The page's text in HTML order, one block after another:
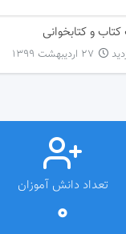
و کتابخوانی
۲۷ اردیبهشت ۱۳۹۹
تعداد دانش آموزان
0